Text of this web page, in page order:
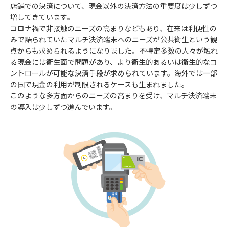
店舗での決済について、現金以外の決済方法の重要度は少しずつ
増してきています。
コロナ禍で非接触のニーズの高まりなどもあり、在来は利便性の
みで語られていたマルチ決済端末へのニーズが公共衛生という観
点からも求められるようになりました。不特定多数の人々が触れ
る現金には衛生面で問題があり、より衛生的あるいは衛生的なコ
ントロールが可能な決済手段が求められています。海外では一部
の国で現金の利用が制限されるケースも生まれました。
このような多方面からのニーズの高まりを受け、マルチ決済端末
の導入は少しずつ進んでいます。